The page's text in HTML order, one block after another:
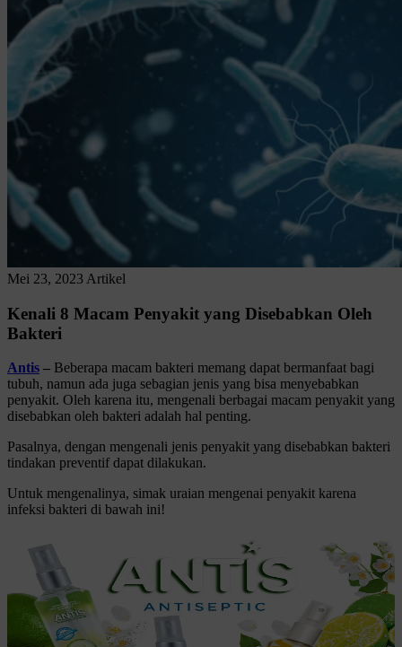
Mei 23, 2023 Artikel
Kenali 8 Macam Penyakit yang Disebabkan Oleh
Bakteri
Antis – Beberapa macam bakteri memang dapat bermanfaat bagi
tubuh, namun ada juga sebagian jenis yang bisa menyebabkan
penyakit. Oleh karena itu, mengenali berbagai macam penyakit yang
disebabkan oleh bakteri adalah hal penting.
Pasalnya, dengan mengenali jenis penyakit yang disebabkan bakteri
tindakan preventif dapat dilakukan.
Untuk mengenalinya, simak uraian mengenai penyakit karena
infeksi bakteri di bawah ini!